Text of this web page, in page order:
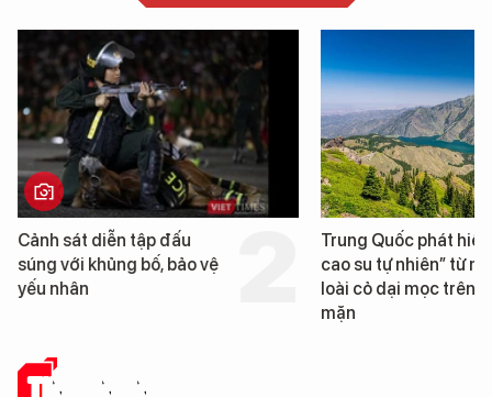
Trung Quốc phát hiện “mỏ
cao su tự nhiên” từ một
loài cỏ dại mọc trên đất
Loạt dự án bất động
Đà Nẵng sắp bị kiểm
TIN CÔNG NGHỆ